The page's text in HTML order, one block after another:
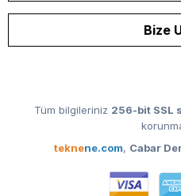
Bize
Tüm bilgileriniz 256-bit SSL
teknene.com, Cabar